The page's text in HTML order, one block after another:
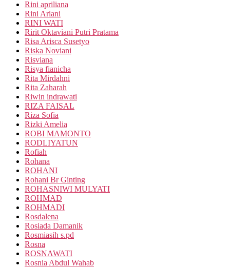
Rini apriliana
Rini Ariani
RINI WATI
Ririt Oktaviani Putri Pratama
Risa Arisca Susetyo
Riska Noviani
Risviana
Risya fianicha
Rita Mirdahni
Rita Zaharah
Riwin indrawati
RIZA FAISAL
Riza Sofia
Rizki Amelia
ROBI MAMONTO
RODLIYATUN
Rofiah
Rohana
ROHANI
Rohani Br Ginting
ROHASNIWI MULYATI
ROHMAD
ROHMADI
Rosdalena
Rosiada Damanik
Rosmiasih s.pd
Rosna
ROSNAWATI
Rosnia Abdul Wahab